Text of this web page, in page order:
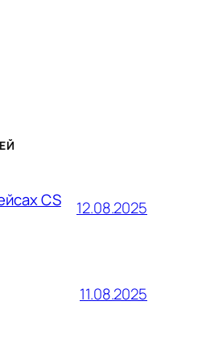
CS 12.08.2025
11.08.2025